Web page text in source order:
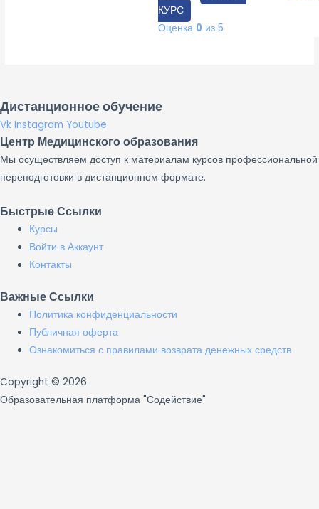
КУРС
Оценка 0 из 5
Дистанционное обучение
Vk Instagram Youtube
Центр Медицинского образования
Мы осуществляем доступ к материалам курсов профессиональной
переподготовки в дистанционном формате.
Быстрые Ссылки
Курсы
Войти в Аккаунт
Контакты
Важные Ссылки
Политика конфиденциальности
Публичная оферта
Ознакомиться с правилами возврата денежных средств
Copyright © 2026
Образовательная платформа "Содействие"